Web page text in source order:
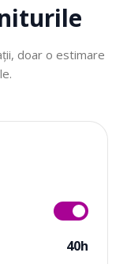
doar o estimare
40h